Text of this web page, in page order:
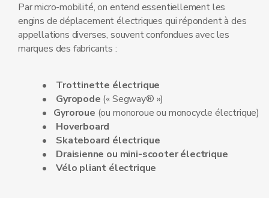
Par micro-mobilité, on entend essentiellement les
engins de déplacement électriques qui répondent à des
appellations diverses, souvent confondues avec les
marques des fabricants :
• Trottinette électrique
• Gyropode (« Segway® »)
• Gyroroue (ou monoroue ou monocycle électrique)
• Hoverboard
• Skateboard électrique
• Draisienne ou mini-scooter électrique
• Vélo pliant électrique